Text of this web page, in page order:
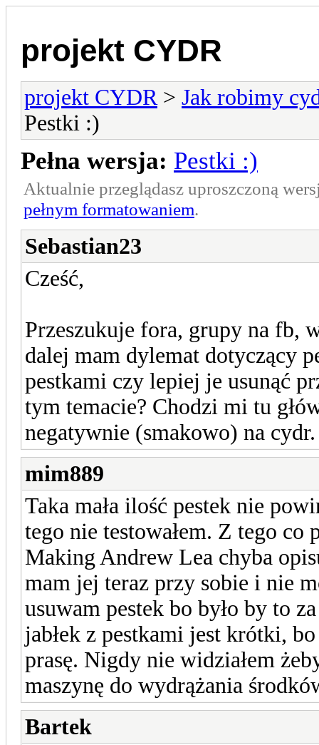
projekt CYDR
projekt CYDR > Jak robimy
Pestki :)
Pełna wersja: Pestki :)
Aktualnie przeglądasz uproszczoną
pełnym formatowaniem.
Sebastian23
Cześć,
Przeszukuje fora, grupy na fb,
dalej mam dylemat dotyczący
pestkami czy lepiej je usunąć
tym temacie? Chodzi mi tu
negatywnie (smakowo) na cydr.
mim889
Taka mała ilość pestek nie
tego nie testowałem. Z tego
Making Andrew Lea chyba
mam jej teraz przy sobie i nie
usuwam pestek bo było by to
jabłek z pestkami jest krótki,
prasę. Nigdy nie widziałem
maszynę do wydrążania
Bartek